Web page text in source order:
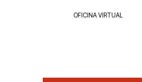
OFICINA VIRTUAL